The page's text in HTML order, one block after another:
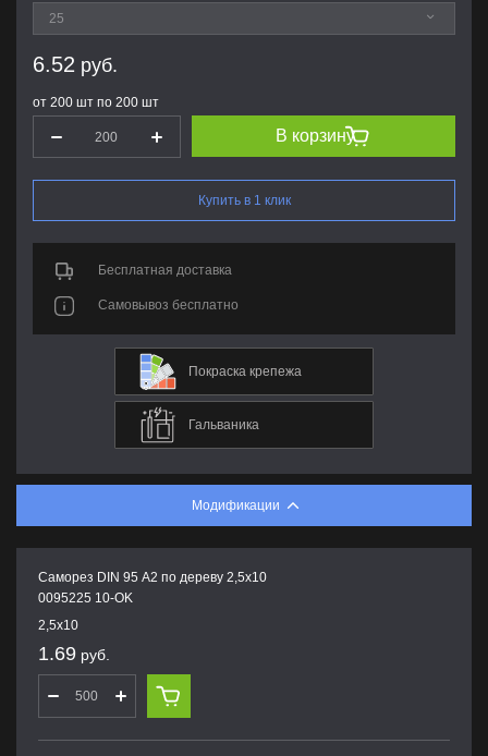
6.52 руб.
от 200 шт по 200 шт
В корзину
Купить в 1 клик
Бесплатная доставка
Самовывоз бесплатно
Покраска крепежа
Гальваника
Модификации
Саморез DIN 95 А2 по дереву 2,5х10
0095225 10-OK
2,5х10
1.69 руб.